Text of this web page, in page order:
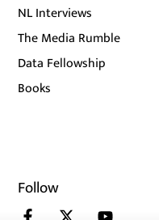
NL Interviews
The Media Rumble
Data Fellowship
Books
Follow